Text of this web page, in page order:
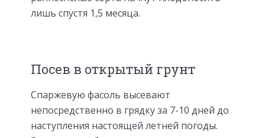
лишь спустя 1,5 месяца.
Посев в открытый грунт
Спаржевую фасоль высевают
непосредственно в грядку за 7-10 дней до
наступления настоящей летней погоды.